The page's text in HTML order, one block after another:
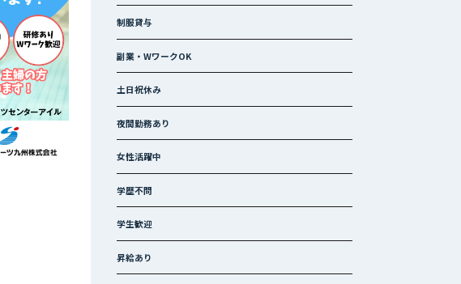
制服貸与
副業・WワークOK
土日祝休み
夜間勤務あり
女性活躍中
学歴不問
学生歓迎
昇給あり